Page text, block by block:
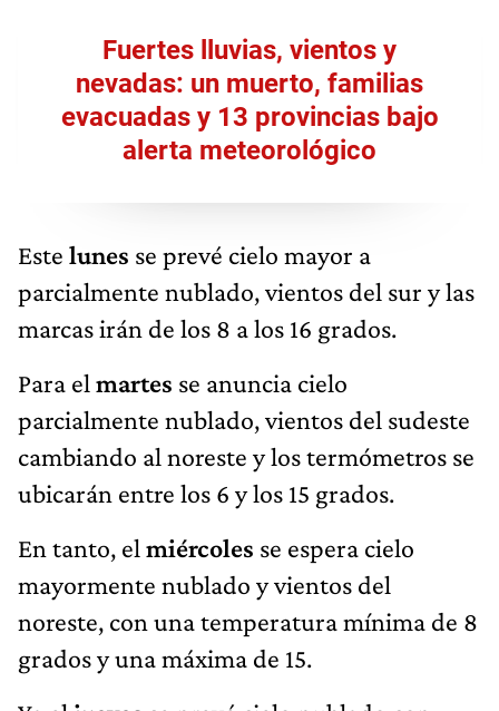
Fuertes lluvias, vientos y
nevadas: un muerto, familias
evacuadas y 13 provincias bajo
alerta meteorológico
Este lunes se prevé cielo mayor a
parcialmente nublado, vientos del sur y las
marcas irán de los 8 a los 16 grados.
Para el martes se anuncia cielo
parcialmente nublado, vientos del sudeste
cambiando al noreste y los termómetros se
ubicarán entre los 6 y los 15 grados.
En tanto, el miércoles se espera cielo
mayormente nublado y vientos del
noreste, con una temperatura mínima de 8
grados y una máxima de 15.